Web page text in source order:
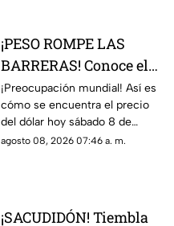
¡PESO ROMPE LAS
BARRERAS! Conoce el
precio del dólar hoy 8
de agosto 2026 en
Veracruz
¡Preocupación mundial! Así es
cómo se encuentra el precio
del dólar hoy sábado 8 de
agosto del 2026 en bancos de
agosto 08, 2026 07:46 a. m.
¡SACUDIDÓN! Tiembla